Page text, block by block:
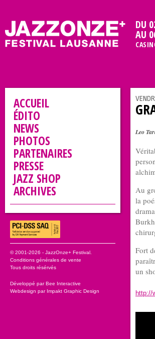
DU
AU
ACCUEIL
ÉDITO
NEWS
PHOTOS
PARTENAIRES
PRESSE
JAZZ SHOP
ARCHIVES
© 2001-2026 - JazzOnze+ Festival.
Conditions générales de vente
Tous droits résérvés
Développé parBee Interactive
Webdesign par Impakt Graphic Design
Leo
Au
la
Fort
un
http://